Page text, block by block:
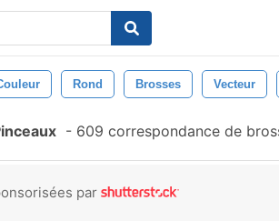
Rond Brosses Vecteur
- 609 correspondance de
par